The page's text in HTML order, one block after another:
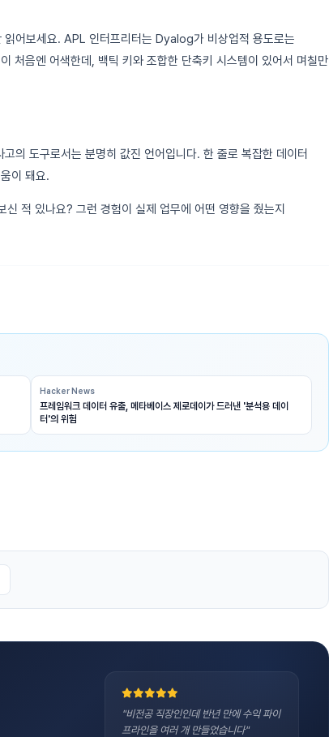
어보세요. APL 인터프리터는 Dyalog가 비상업적 용도로는
처음엔 어색한데, 백틱 키와 조합한 단축키 시스템이 있어서 며칠만
의 도구로서는 분명히 값진 언어입니다. 한 줄로 복잡한 데이터
이 돼요.
적 있나요? 그런 경험이 실제 업무에 어떤 영향을 줬는지
Hacker News
프레임워크 데이터 유출, 메타베이스 제로데이가 드러낸 '분석용 데이
터'의 위험
"비전공 직장인인데 반년 만에 수익 파이
프라인을 여러 개 만들었습니다"